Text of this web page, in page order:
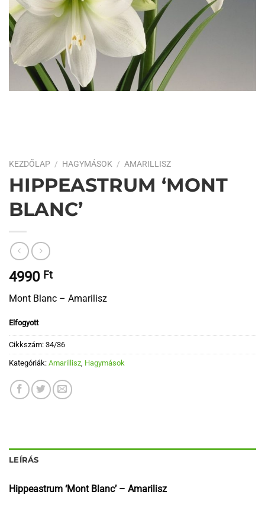
KEZDŐLAP / HAGYMÁSOK / AMARILLISZ
HIPPEASTRUM ‘MONT
BLANC’
4990 Ft
Mont Blanc – Amarilisz
Elfogyott
Cikkszám: 34/36
Kategóriák: Amarillisz, Hagymások
LEÍRÁS
Hippeastrum ‘Mont Blanc’ – Amarilisz